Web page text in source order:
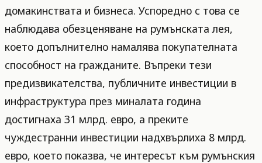
домакинствата и бизнеса. Успоредно с това се
наблюдава обезценяване на румънската лея,
което допълнително намалява покупателната
способност на гражданите. Въпреки тези
предизвикателства, публичните инвестиции в
инфраструктура през миналата година
достигнаха 31 млрд. евро, а преките
чуждестранни инвестиции надхвърлиха 8 млрд.
евро, което показва, че интересът към румънския